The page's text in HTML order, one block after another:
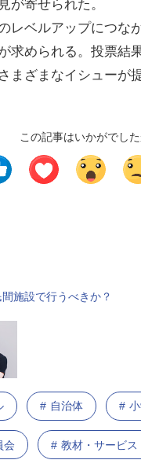
が寄せられた。
レベルアップにつな
求められる。投票結
まざまなイシューが
この記事はいかがでした
施設で行うべきか？
自治体
会 教材・サービス